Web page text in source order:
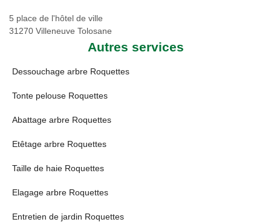
5 place de l'hôtel de ville
31270 Villeneuve Tolosane
Autres services
Dessouchage arbre Roquettes
Tonte pelouse Roquettes
Abattage arbre Roquettes
Etêtage arbre Roquettes
Taille de haie Roquettes
Elagage arbre Roquettes
Entretien de jardin Roquettes